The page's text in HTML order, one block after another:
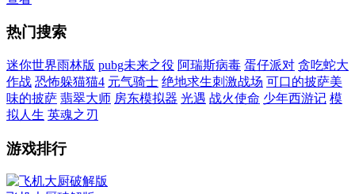
热门搜索
迷你世界雨林版 pubg未来之役 阿瑞斯病毒 蛋仔派对 贪吃蛇大
作战 恐怖躲猫猫4 元气骑士 绝地求生刺激战场 可口的披萨美
味的披萨 翡翠大师 房东模拟器 光遇 战火使命 少年西游记 模
拟人生 英魂之刃
游戏排行